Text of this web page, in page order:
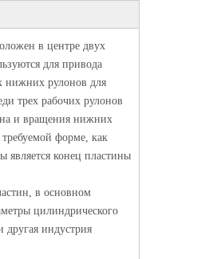
в центре двух
для привода
нижних рулонов для
трех рабочих рулонов
и вращения нижних
форме, как
конец пластины
в основном
цилиндрического
другая индустрия